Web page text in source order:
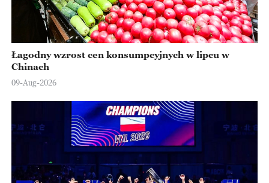
Łagodny wzrost cen konsumpcyjnych w lipcu w
Chinach
09-Aug-2026